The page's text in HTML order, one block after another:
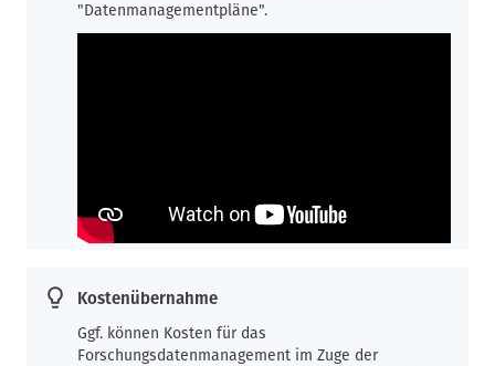
"Datenmanagementpläne".
Kostenübernahme
Ggf. können Kosten für das
Forschungsdatenmanagement im Zuge der